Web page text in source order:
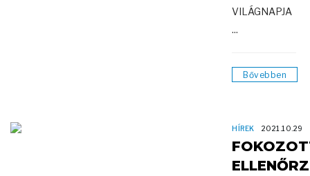
VILÁGNAPJA
...
Bővebben
HÍREK 2021.10.29